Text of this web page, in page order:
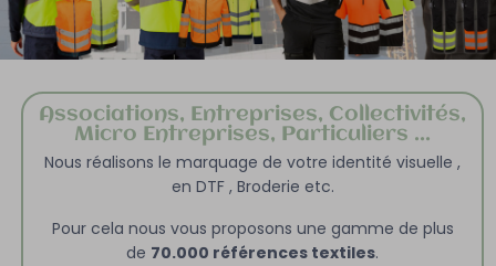
Associations, Entreprises, Collectivités,
Micro Entreprises, Particuliers ...
Nous réalisons le marquage de votre identité visuelle ,
en DTF , Broderie etc.
Pour cela nous vous proposons une gamme de plus
de 70.000 références textiles.